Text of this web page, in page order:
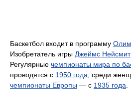
Баскетбол входит в программу
Изобретатель игры Джеймс Нейсмит
Регулярные чемпионаты мира по
проводятся с 1950 года , среди
чемпионаты Европы — с 1935 года